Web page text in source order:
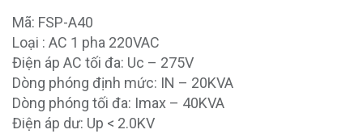
Mã: FSP-A40
Loại : AC 1 pha 220VAC
Điện áp AC tối đa: Uc – 275V
Dòng phóng định mức: IN – 20KVA
Dòng phóng tối đa: Imax – 40KVA
Điện áp dư: Up < 2.0KV